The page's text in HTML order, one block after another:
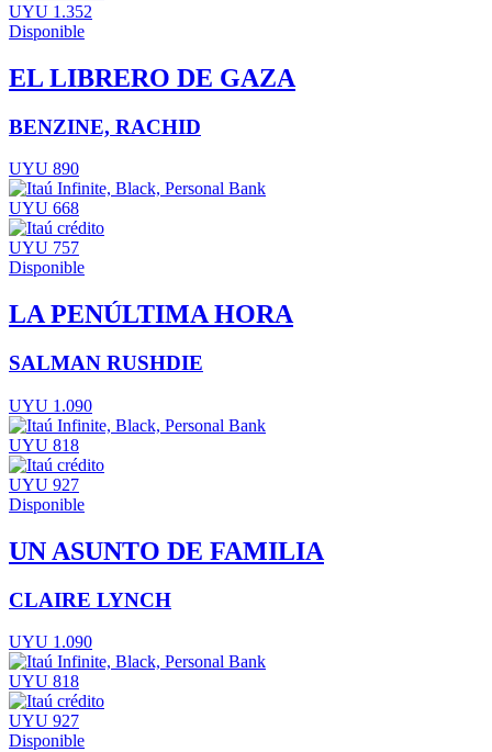
UYU 1.352
Disponible
EL LIBRERO DE GAZA
BENZINE, RACHID
UYU 890
UYU 668
UYU 757
Disponible
LA PENÚLTIMA HORA
SALMAN RUSHDIE
UYU 1.090
UYU 818
UYU 927
Disponible
UN ASUNTO DE FAMILIA
CLAIRE LYNCH
UYU 1.090
UYU 818
UYU 927
Disponible